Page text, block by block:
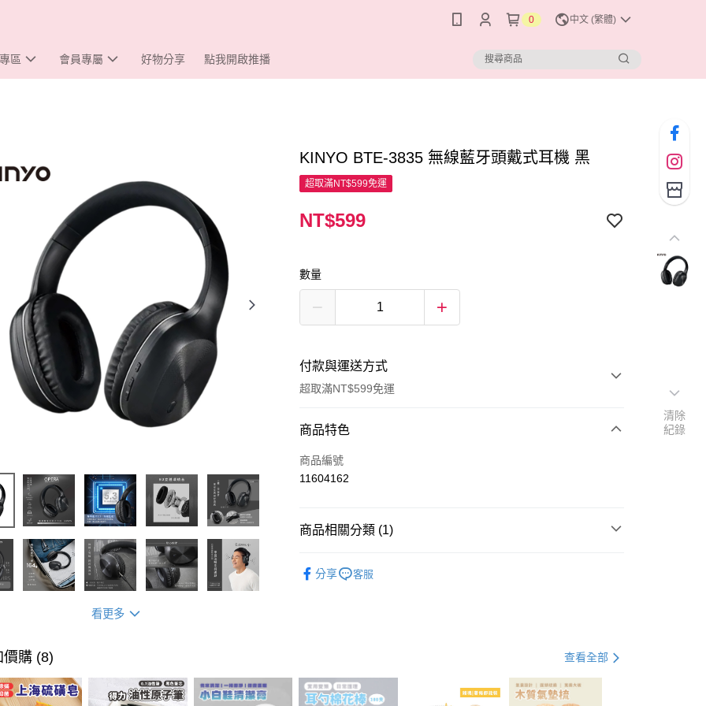
0 中文 (繁體)
區 會員專屬 好物分享 點我開啟推播
看更多
KINYO BTE-3835 無線藍牙頭戴式耳機 黑
超取滿NT$599免運
NT$599
數量
付款與運送方式
超取滿NT$599免運
付款方式
信用卡一次付款
街口支付
運送方式
商品特色
商品編號
11604162
商品相關分類 (1)
分享
客服
價購 (8) 查看全部
清除
紀錄